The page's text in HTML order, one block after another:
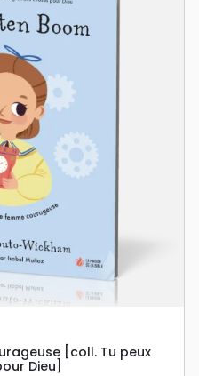
[coll. Tu peux
Dieu]